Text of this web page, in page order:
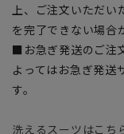
上、ご注文いただ
を完了できない場合
■お急ぎ発送のご注
よってはお急ぎ発送
す。
洗えるスーツはこち